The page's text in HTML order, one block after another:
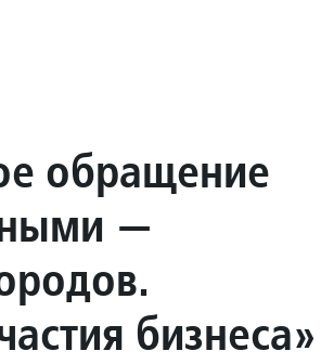
обращение
—
бизнеса»